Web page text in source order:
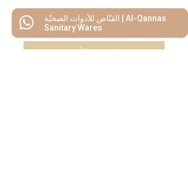
اضف للسلة
اشتريه الأن
القنّاص للأدوات الصحيّة | Al-Qannas
Sanitary Wares